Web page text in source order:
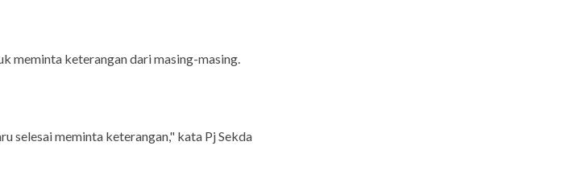
meminta keterangan dari masing-masing.
selesai meminta keterangan," kata Pj Sekda